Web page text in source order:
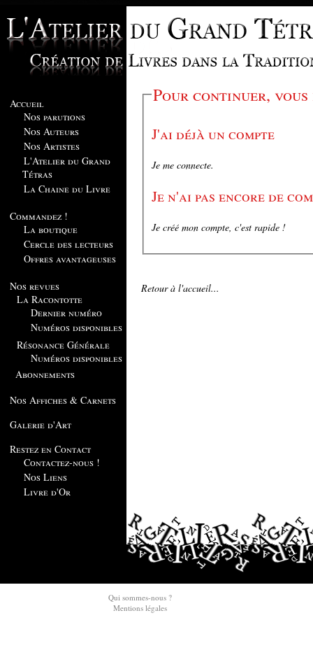
Accueil
Nos parutions
Nos Auteurs
Nos Artistes
L'Atelier du Grand
Tétras
La Chaine du Livre
Commandez !
La boutique
Cercle des lecteurs
Offres avantageuses
Nos revues
La Racontotte
Dernier numéro
Numéros disponibles
Résonance Générale
Numéros disponibles
Abonnements
Nos Affiches & Carnets
Galerie d'Art
Restez en Contact
Contactez-nous !
Nos Liens
Livre d'Or
Pour continuer, vous
J'ai déjà un compte
Je me connecte.
Je n'ai pas encore de
Je créé mon compte, c'est rapide !
Retour à l'accueil...
Qui sommes-nous ?
Mentions légales